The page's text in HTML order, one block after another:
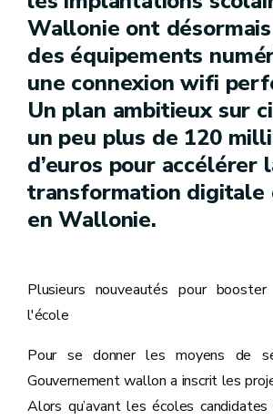
Wallonie ont
des équipements
une connexion wifi
Un plan ambitieux sur
un peu plus de 120
d’euros pour accélérer
transformation digitale
en Wallonie.
Plusieurs nouveautés pour
l'école
Pour se donner les moyens de
Gouvernement wallon a inscrit les
Alors qu’avant les écoles candidates